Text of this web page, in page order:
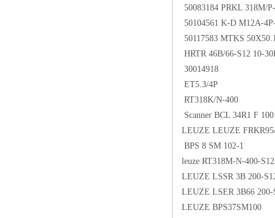
50083184 PRKL 318M/
50104561 K-D M12A-
50117583 MTKS
HRTR 46B/66-S12 10-
30014918
ET5.3/4P
RT318K/N-400
Scanner BCL 34R1 F
LEUZE LEUZE
BPS 8 SM 102-1
leuze RT318M-N-400-S12
LEUZE LSSR 3B 200-
LEUZE LSER 3B66 200-
LEUZE BPS37SM100